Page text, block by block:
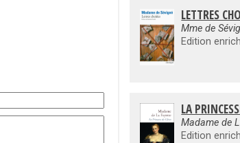
LETTRES
Mme de
LA
Madame de